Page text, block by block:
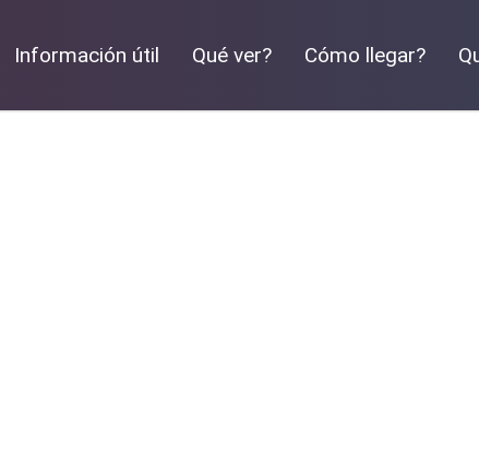
Información útil Qué ver? Cómo llegar?